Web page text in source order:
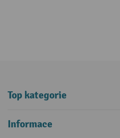
Top kategorie
Informace